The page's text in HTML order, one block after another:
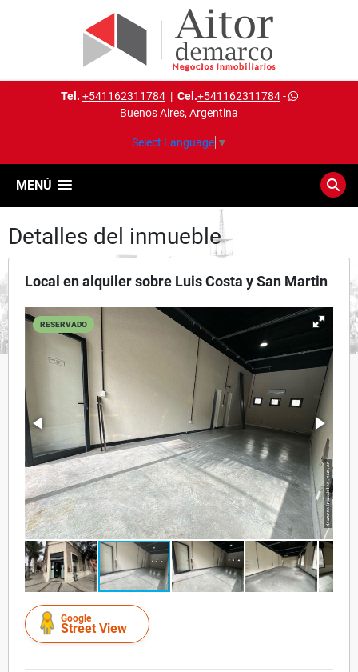
Tel. +541162311784| Cel.+541162311784-
Buenos Aires, Argentina
Select Language ▼
MENÚ
Detalles del inmueble
Local en alquiler sobre Luis Costa y San Martin
RESERVADO
Google
Street View